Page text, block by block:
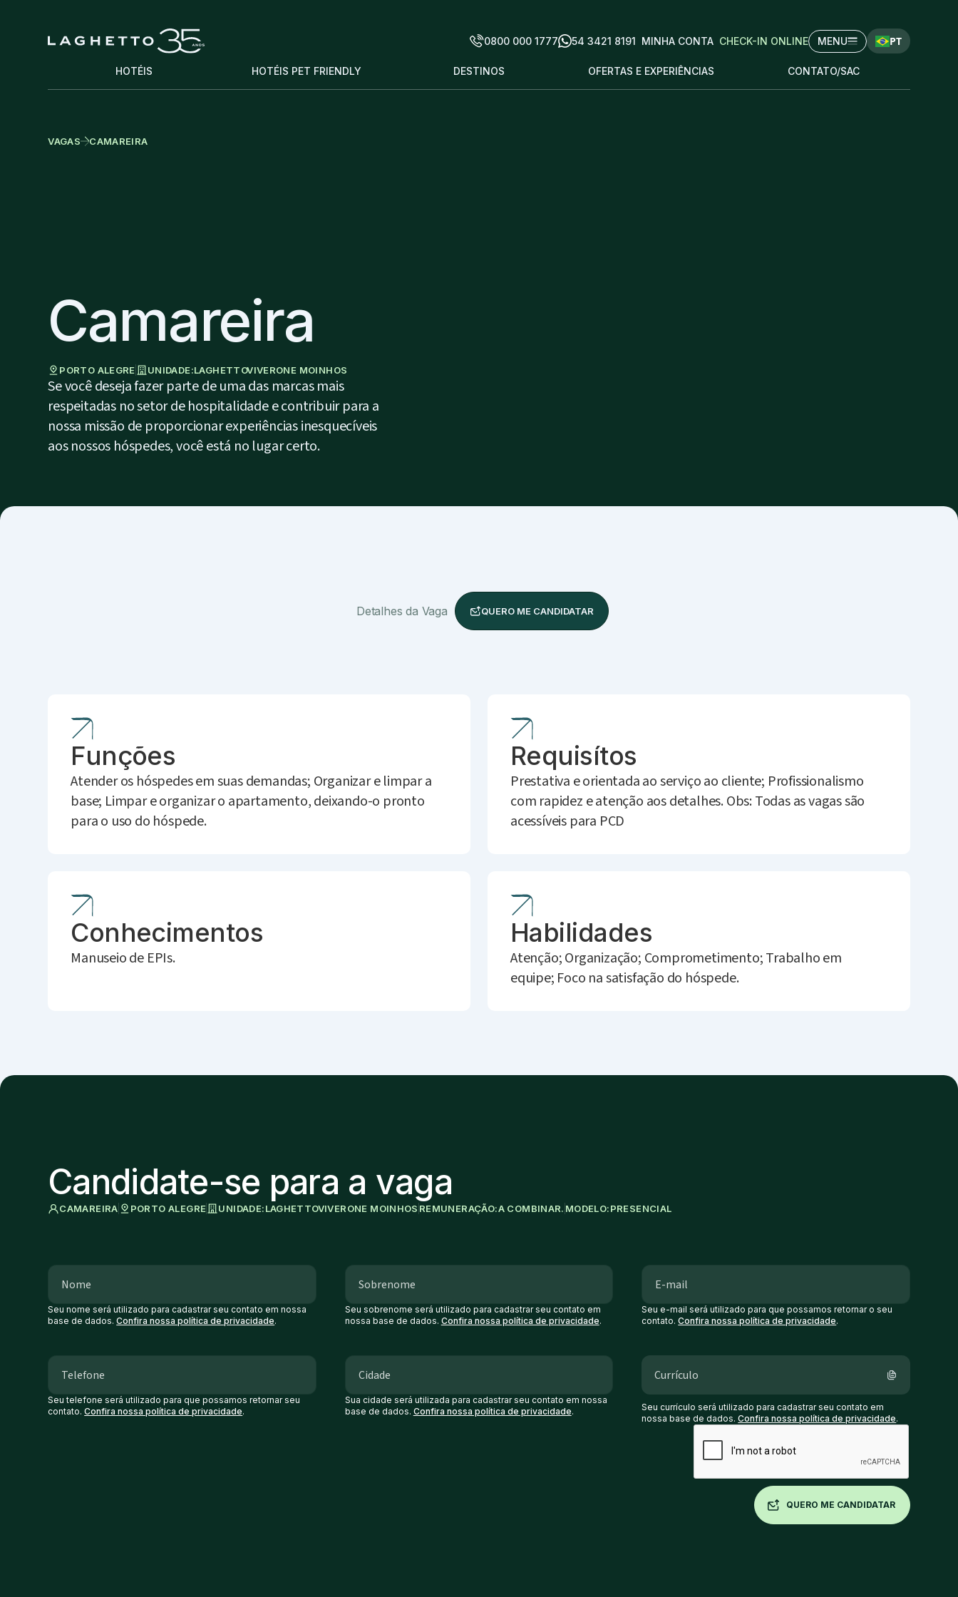
0800 000 1777 54 3421 8191 MINHA CONTA CHECK-IN ONLINE MENU PT
HOTÉIS HOTÉIS PET FRIENDLY DESTINOS OFERTAS E EXPERIÊNCIAS CONTATO/SAC
VAGAS CAMAREIRA
Camareira
PORTO ALEGRE UNIDADE:LAGHETTOVIVERONE MOINHOS
Se você deseja fazer parte de uma das marcas mais
respeitadas no setor de hospitalidade e contribuir para a
nossa missão de proporcionar experiências inesquecíveis
aos nossos hóspedes, você está no lugar certo.
Detalhes da Vaga QUERO ME CANDIDATAR
Funções
Atender os hóspedes em suas demandas; Organizar e limpar a
base; Limpar e organizar o apartamento, deixando-o pronto
para o uso do hóspede.
Requisítos
Prestativa e orientada ao serviço ao cliente; Profissionalismo
com rapidez e atenção aos detalhes. Obs: Todas as vagas são
acessíveis para PCD
Conhecimentos
Manuseio de EPIs.
Habilidades
Atenção; Organização; Comprometimento; Trabalho em
equipe; Foco na satisfação do hóspede.
Candidate-se para a vaga
CAMAREIRA PORTO ALEGRE UNIDADE:LAGHETTOVIVERONE MOINHOS REMUNERAÇÃO:A COMBINAR. MODELO:PRESENCIAL
Seu nome será utilizado para cadastrar seu contato em nossa
base de dados.Confira nossa política de privacidade.
Seu sobrenome será utilizado para cadastrar seu contato em
nossa base de dados. Confira nossa política de privacidade.
Seu e-mail será utilizado para que possamos retornar o seu
contato.Confira nossa política de privacidade.
Seu telefone será utilizado para que possamos retornar seu
contato.Confira nossa política de privacidade.
Sua cidade será utilizada para cadastrar seu contato em nossa
base de dados. Confira nossa política de privacidade.
Currículo
Seu currículo será utilizado para cadastrar seu contato em
nossa base de dados.Confira nossa política de privacidade.